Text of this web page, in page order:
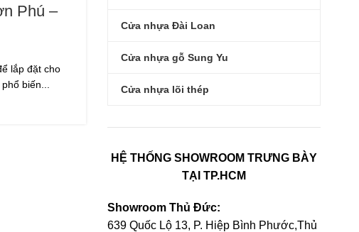
Phú –
lắp đặt cho
biến...
Cửa nhựa Đài Loan
Cửa nhựa gỗ Sung Yu
Cửa nhựa lõi thép
HỆ THỐNG SHOWROOM TRƯNG BÀY
TẠI TP.HCM
Showroom Thủ Đức:
639 Quốc Lộ 13, P. Hiệp Bình Phước,Thủ